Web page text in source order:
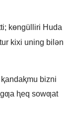
kɵngülliri Huda
kixi uning bilǝn
bizni
ⱨeq sowƣat